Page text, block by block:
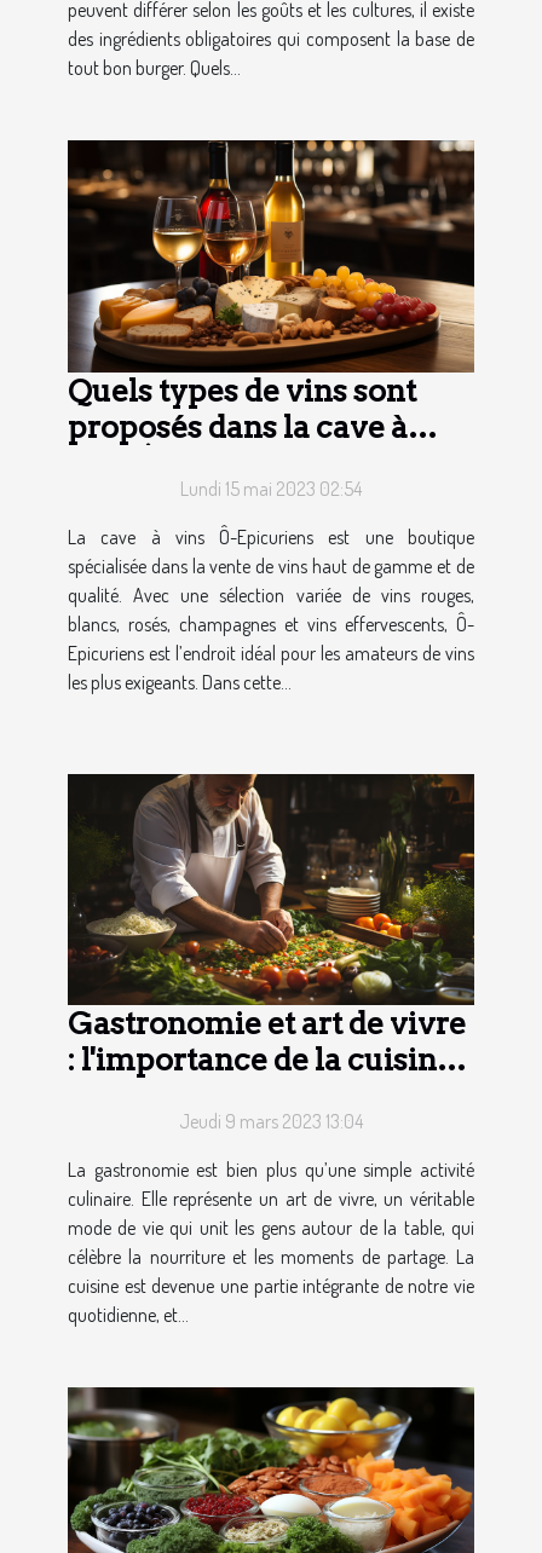
peuvent différer selon les goûts et les cultures, il existe
des ingrédients obligatoires qui composent la base de
tout bon burger. Quels...
Quels types de vins sont
proposés dans la cave à
Lundi 15 mai 2023 02:54
La cave à vins Ô-Epicuriens est une boutique
spécialisée dans la vente de vins haut de gamme et de
qualité. Avec une sélection variée de vins rouges,
blancs, rosés, champagnes et vins effervescents, Ô-
Epicuriens est l’endroit idéal pour les amateurs de vins
les plus exigeants. Dans cette...
Gastronomie et art de vivre
: l'importance de la cuisine
Jeudi 9 mars 2023 13:04
La gastronomie est bien plus qu’une simple activité
culinaire. Elle représente un art de vivre, un véritable
mode de vie qui unit les gens autour de la table, qui
célèbre la nourriture et les moments de partage. La
cuisine est devenue une partie intégrante de notre vie
quotidienne, et...